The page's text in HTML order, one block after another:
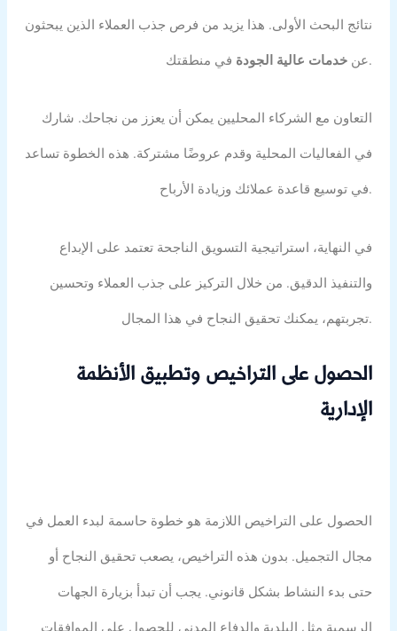
نتائج البحث الأولى. هذا يزيد من فرص جذب العملاء الذين يبحثون
عن خدمات عالية الجودة في منطقتك.
التعاون مع الشركاء المحليين يمكن أن يعزز من نجاحك. شارك
في الفعاليات المحلية وقدم عروضًا مشتركة. هذه الخطوة تساعد
في توسيع قاعدة عملائك وزيادة الأرباح.
في النهاية، استراتيجية التسويق الناجحة تعتمد على الإبداع
والتنفيذ الدقيق. من خلال التركيز على جذب العملاء وتحسين
تجربتهم، يمكنك تحقيق النجاح في هذا المجال.
الحصول على التراخيص وتطبيق الأنظمة
الإدارية
الحصول على التراخيص اللازمة هو خطوة حاسمة لبدء العمل في
مجال التجميل. بدون هذه التراخيص، يصعب تحقيق النجاح أو
حتى بدء النشاط بشكل قانوني. يجب أن تبدأ بزيارة الجهات
الرسمية مثل البلدية والدفاع المدني للحصول على الموافقات